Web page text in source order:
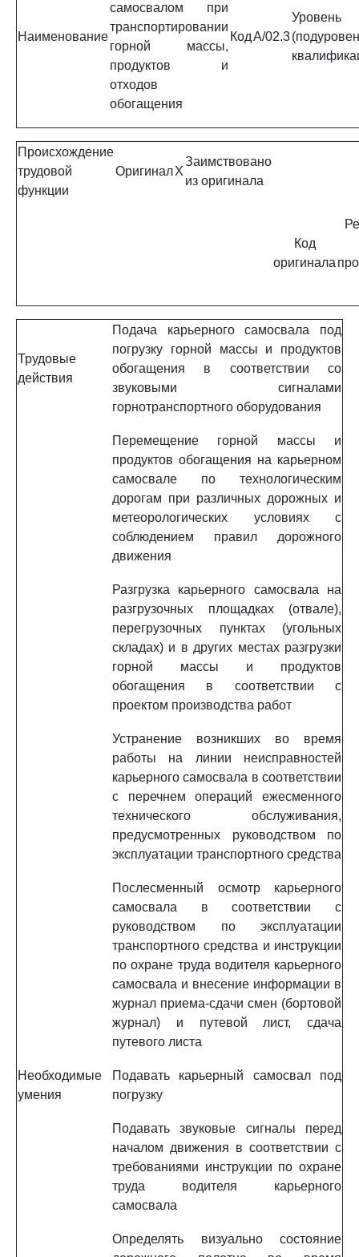
Наименование
самосвалом при
транспортировании
горной массы,
продуктов и
отходов
обогащения
КодA/02.3
Уровень
Происхождение
трудовой
функции
ОригиналX
Заимствовано
из оригинала
Код
оригинала
Трудовые
действия
Подача карьерного самосвала под
погрузку горной массы и продуктов
обогащения в соответствии со
звуковыми сигналами
горнотранспортного оборудования
Перемещение горной массы и
продуктов обогащения на карьерном
самосвале по технологическим
дорогам при различных дорожных и
метеорологических условиях с
соблюдением правил дорожного
движения
Разгрузка карьерного самосвала на
разгрузочных площадках (отвале),
перегрузочных пунктах (угольных
складах) и в других местах разгрузки
горной массы и продуктов
обогащения в соответствии с
проектом производства работ
Устранение возникших во время
работы на линии неисправностей
карьерного самосвала в соответствии
с перечнем операций ежесменного
технического обслуживания,
предусмотренных руководством по
эксплуатации транспортного средства
Послесменный осмотр карьерного
самосвала в соответствии с
руководством по эксплуатации
транспортного средства и инструкции
по охране труда водителя карьерного
самосвала и внесение информации в
журнал приема-сдачи смен (бортовой
журнал) и путевой лист, сдача
путевого листа
Необходимые
умения
Подавать карьерный самосвал под
погрузку
Подавать звуковые сигналы перед
началом движения в соответствии с
требованиями инструкции по охране
труда водителя карьерного
самосвала
Определять визуально состояние